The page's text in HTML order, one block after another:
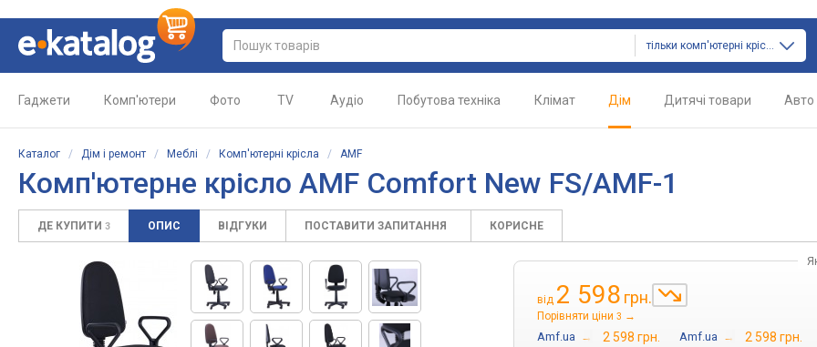
тільки комп'ютерні крісла
Гаджети Комп'ютери Фото TV Аудіо Побутова техніка Клімат Дім Дитячі товари Авто
Каталог / Дім і ремонт / Меблі / Комп'ютерні крісла / AMF
Комп'ютерне крісло AMF Comfort New FS/AMF-1
ДЕ КУПИТИ 3 ОПИС ВІДГУКИ ПОСТАВИТИ ЗАПИТАННЯ КОРИСНЕ
від 2 598 грн.
Порівняти ціни 3 →
Amf.ua → 2 598 грн. Amf.ua → 2 598 грн.